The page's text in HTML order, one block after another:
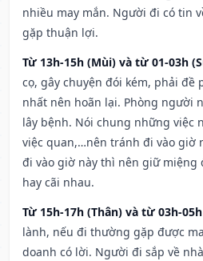
nhiều may mắn. Người đi có tin
gặp thuận lợi.
Từ 13h-15h (Mùi) và từ 01-03h
cọ, gây chuyện đói kém, phải
nhất nên hoãn lại. Phòng người
lây bệnh. Nói chung những việc
việc quan,…nên tránh đi vào giờ
đi vào giờ này thì nên giữ miệng
hay cãi nhau.
Từ 15h-17h (Thân) và từ 03h-
lành, nếu đi thường gặp được
doanh có lời. Người đi sắp về